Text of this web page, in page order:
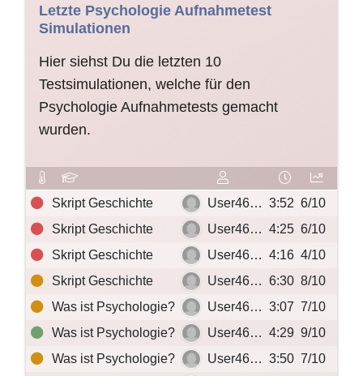
Letzte Psychologie Aufnahmetest
Simulationen
Hier siehst Du die letzten 10
Testsimulationen, welche für den
Psychologie Aufnahmetests gemacht
wurden.
Skript Geschichte User46… 3:52 6/10
Skript Geschichte
User46… 4:25 6/10
Skript Geschichte
User46… 4:16 4/10
Skript Geschichte
User46… 6:30 8/10
Was ist Psychologie?
User46… 3:07 7/10
Was ist Psychologie?
User46… 4:29 9/10
Was ist Psychologie?
User46… 3:50 7/10